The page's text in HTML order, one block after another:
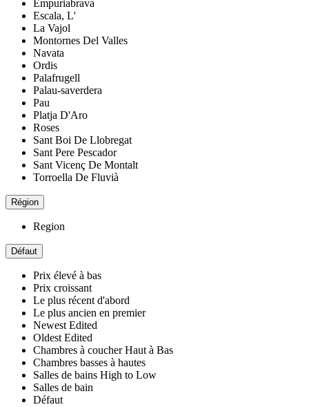
Empuriabrava
Escala, L'
La Vajol
Montornes Del Valles
Navata
Ordis
Palafrugell
Palau-saverdera
Pau
Platja D'Aro
Roses
Sant Boi De Llobregat
Sant Pere Pescador
Sant Vicenç De Montalt
Torroella De Fluvià
Région
Region
Défaut
Prix ​​élevé à bas
Prix ​​croissant
Le plus récent d'abord
Le plus ancien en premier
Newest Edited
Oldest Edited
Chambres à coucher Haut à Bas
Chambres basses à hautes
Salles de bains High to Low
Salles de bain
Défaut